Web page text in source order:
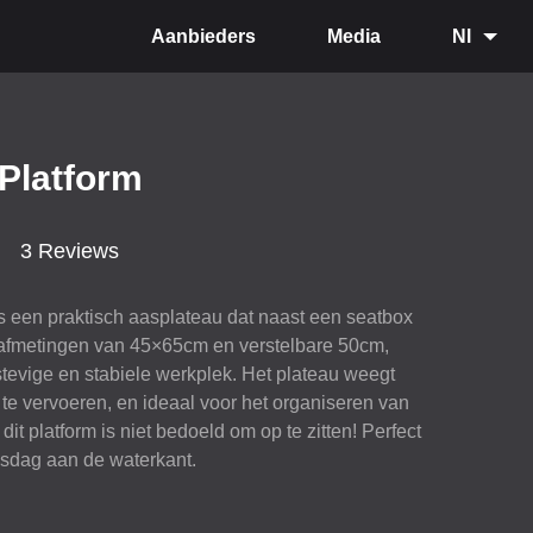
Aanbieders Media Nl
3 Reviews
een praktisch aasplateau dat naast een seatbox
van 45×65cm en verstelbare 50cm,
en stabiele werkplek. Het plateau weegt
vervoeren, en ideaal voor het organiseren van
platform is niet bedoeld om op te zitten! Perfect
aan de waterkant.